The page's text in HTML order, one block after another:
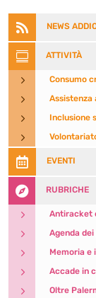
 NEWS
 ATTIVITÀ
5 Consumo
5
5 Inclusione
5
 EVENTI
 RUBRICHE
5 Antiracket
5 Agenda
5 Memoria e
5 Accade in
5 Oltre